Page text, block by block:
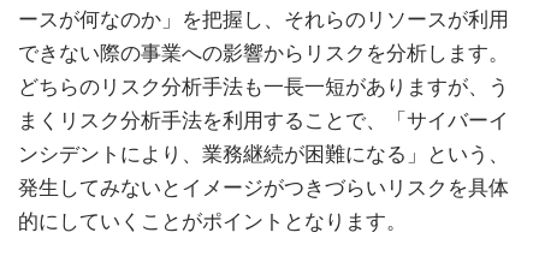
ースが何なのか」を把握し、それらのリソースが利用
できない際の事業への影響からリスクを分析します。
どちらのリスク分析手法も一長一短がありますが、う
まくリスク分析手法を利用することで、「サイバーイ
ンシデントにより、業務継続が困難になる」という、
発生してみないとイメージがつきづらいリスクを具体
的にしていくことがポイントとなります。